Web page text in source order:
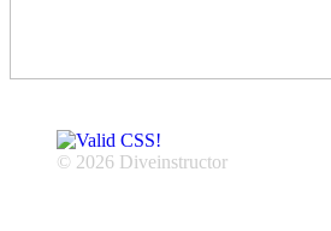
© 2026 Diveinstructor